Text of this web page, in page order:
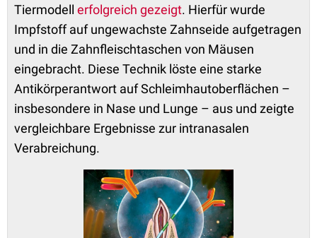
Tiermodell erfolgreich gezeigt. Hierfür wurde
Impfstoff auf ungewachste Zahnseide aufgetragen
und in die Zahnfleischtaschen von Mäusen
eingebracht. Diese Technik löste eine starke
Antikörperantwort auf Schleimhautoberflächen –
insbesondere in Nase und Lunge – aus und zeigte
vergleichbare Ergebnisse zur intranasalen
Verabreichung.